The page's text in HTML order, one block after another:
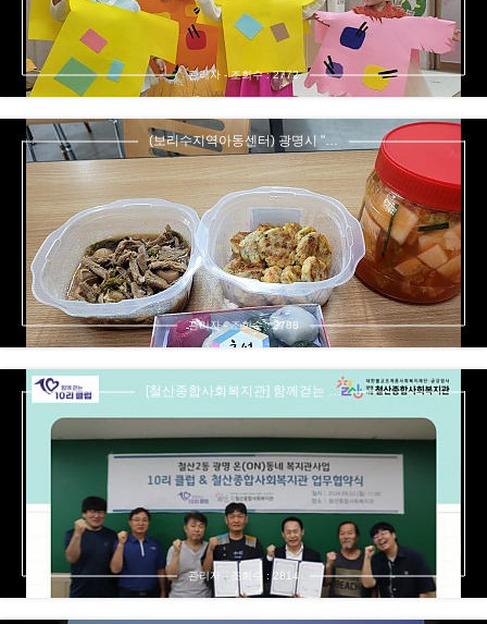
관리자 - 조회수 : 2772
(보리수지역아동센터) 광명시 "…
관리자 - 조회수 : 2788
[철산종합사회복지관] 함께걷는 …
관리자 - 조회수 : 2814